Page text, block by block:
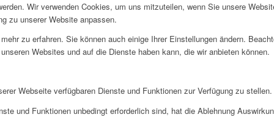
Wir verwenden Cookies, um uns mitzuteilen, wenn Sie unsere
zu unserer Website anpassen.
zu erfahren. Sie können auch einige Ihrer Einstellungen ändern.
Websites und auf die Dienste haben kann, die wir anbieten können.
Webseite verfügbaren Dienste und Funktionen zur Verfügung zu stellen.
und Funktionen unbedingt erforderlich sind, hat die Ablehnung